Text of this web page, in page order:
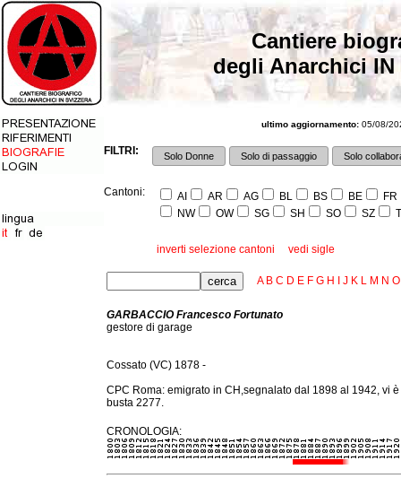
Cantiere
degli Anarchici IN
ultimo aggiornamento: 05/08/
FILTRI: Solo Donne Solo di passaggio Solo
Cantoni: AI AR AG BL BS BE
FR
NW
OW SG SH SO SZ
inverti selezione cantoni vedi sigle
A B C D E F G H J K L M N O
GARBACCIO Francesco Fortunato
gestore di garage
Cossato (VC) 1878 -
CPC Roma: emigrato in CH,segnalato dal 1898 al 1942, vi
busta 2277.
CRONOLOGIA: